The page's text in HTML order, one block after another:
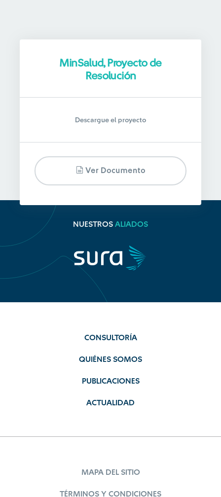
MinSalud, Proyecto de
Resolución
Descargue el proyecto
Ver Documento
NUESTROS ALIADOS
CONSULTORÍA
QUIÉNES SOMOS
PUBLICACIONES
ACTUALIDAD
MAPA DEL SITIO
TÉRMINOS Y CONDICIONES